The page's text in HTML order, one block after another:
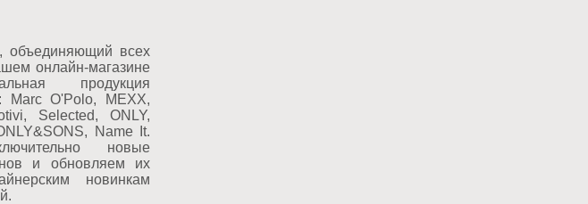
объединяющий всех
онлайн-магазине
продукция
Marc O'Polo, MEXX,
Selected, ONLY,
Name It.
новые
и обновляем их
новинкам